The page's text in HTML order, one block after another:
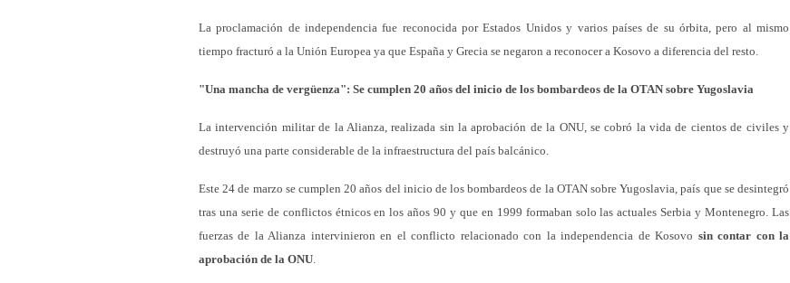
La proclamación de independencia fue reconocida por Estados Unidos y varios países de su órbita, pero al mismo
tiempo fracturó a la Unión Europea ya que España y Grecia se negaron a reconocer a Kosovo a diferencia del resto.
"Una mancha de vergüenza": Se cumplen 20 años del inicio de los bombardeos de la OTAN sobre Yugoslavia
La intervención militar de la Alianza, realizada sin la aprobación de la ONU, se cobró la vida de cientos de civiles y
destruyó una parte considerable de la infraestructura del país balcánico.
Este 24 de marzo se cumplen 20 años del inicio de los bombardeos de la OTAN sobre Yugoslavia, país que se desintegró
tras una serie de conflictos étnicos en los años 90 y que en 1999 formaban solo las actuales Serbia y Montenegro. Las
fuerzas de la Alianza intervinieron en el conflicto relacionado con la independencia de Kosovo sin contar con la
aprobación de la ONU.